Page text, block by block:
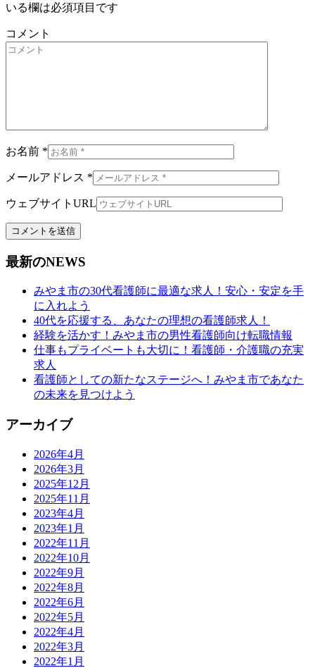
いる欄は必須項目です
コメント
お名前 *
メールアドレス *
ウェブサイトURL
最新のNEWS
みやま市の30代看護師に最適な求人！安心・安定を手
に入れよう
40代を応援する、あなたの理想の看護師求人！
経験を活かす！みやま市の男性看護師向け転職情報
仕事もプライベートも大切に！看護師・介護職の充実
求人
看護師としての新たなステージへ！みやま市であなた
の未来を見つけよう
アーカイブ
2026年4月
2026年3月
2025年12月
2025年11月
2023年4月
2023年1月
2022年11月
2022年10月
2022年9月
2022年8月
2022年6月
2022年5月
2022年4月
2022年3月
2022年1月